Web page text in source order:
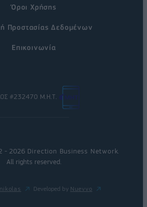
Όροι Χρήσης
Προστασίας Δεδομένων
Επικοινωνία
#232470 Μ.Η.Τ.
- 2026 Direction Business Network.
All rights reserved.
nikolas Developed by Nuevvo